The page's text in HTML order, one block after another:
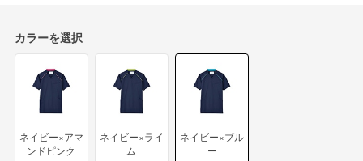
カラーを選択
ネイビー×アマ
ンドピンク
ネイビー×ライ
ム
ネイビー×ブル
ー